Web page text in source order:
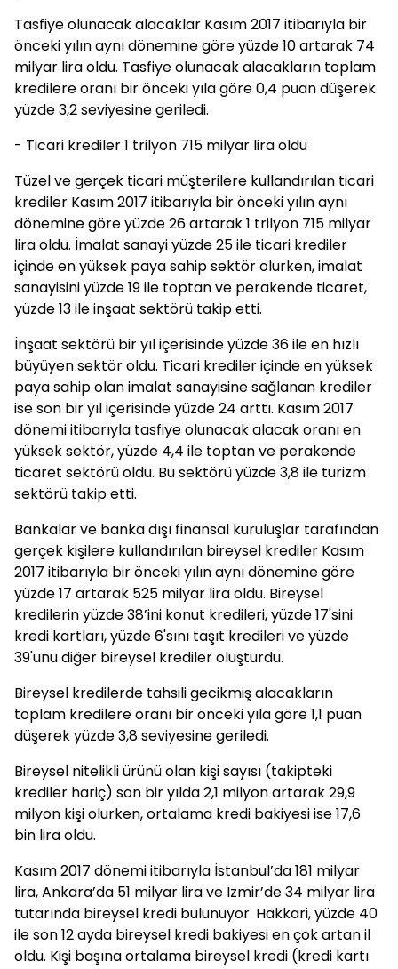
Tasfiye olunacak alacaklar Kasım 2017 itibarıyla bir
önceki yılın aynı dönemine göre yüzde 10 artarak 74
milyar lira oldu. Tasfiye olunacak alacakların toplam
kredilere oranı bir önceki yıla göre 0,4 puan düşerek
yüzde 3,2 seviyesine geriledi.
- Ticari krediler 1 trilyon 715 milyar lira oldu
Tüzel ve gerçek ticari müşterilere kullandırılan ticari
krediler Kasım 2017 itibarıyla bir önceki yılın aynı
dönemine göre yüzde 26 artarak 1 trilyon 715 milyar
lira oldu. İmalat sanayi yüzde 25 ile ticari krediler
içinde en yüksek paya sahip sektör olurken, imalat
sanayisini yüzde 19 ile toptan ve perakende ticaret,
yüzde 13 ile inşaat sektörü takip etti.
İnşaat sektörü bir yıl içerisinde yüzde 36 ile en hızlı
büyüyen sektör oldu. Ticari krediler içinde en yüksek
paya sahip olan imalat sanayisine sağlanan krediler
ise son bir yıl içerisinde yüzde 24 arttı. Kasım 2017
dönemi itibarıyla tasfiye olunacak alacak oranı en
yüksek sektör, yüzde 4,4 ile toptan ve perakende
ticaret sektörü oldu. Bu sektörü yüzde 3,8 ile turizm
sektörü takip etti.
Bankalar ve banka dışı finansal kuruluşlar tarafından
gerçek kişilere kullandırılan bireysel krediler Kasım
2017 itibarıyla bir önceki yılın aynı dönemine göre
yüzde 17 artarak 525 milyar lira oldu. Bireysel
kredilerin yüzde 38’ini konut kredileri, yüzde 17'sini
kredi kartları, yüzde 6'sını taşıt kredileri ve yüzde
39'unu diğer bireysel krediler oluşturdu.
Bireysel kredilerde tahsili gecikmiş alacakların
toplam kredilere oranı bir önceki yıla göre 1,1 puan
düşerek yüzde 3,8 seviyesine geriledi.
Bireysel nitelikli ürünü olan kişi sayısı (takipteki
krediler hariç) son bir yılda 2,1 milyon artarak 29,9
milyon kişi olurken, ortalama kredi bakiyesi ise 17,6
bin lira oldu.
Kasım 2017 dönemi itibarıyla İstanbul’da 181 milyar
lira, Ankara’da 51 milyar lira ve İzmir’de 34 milyar lira
tutarında bireysel kredi bulunuyor. Hakkari, yüzde 40
ile son 12 ayda bireysel kredi bakiyesi en çok artan il
oldu. Kişi başına ortalama bireysel kredi (kredi kartı